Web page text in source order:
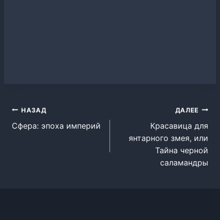
Навигация
по
НАЗАД
Сфера: эпоха империй
ДАЛЕЕ
Красавица для
янтарного змея, или
Тайна черной
саламандры